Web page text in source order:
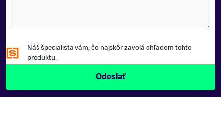
Náš špecialista vám, čo najskôr zavolá ohľadom tohto
produktu.